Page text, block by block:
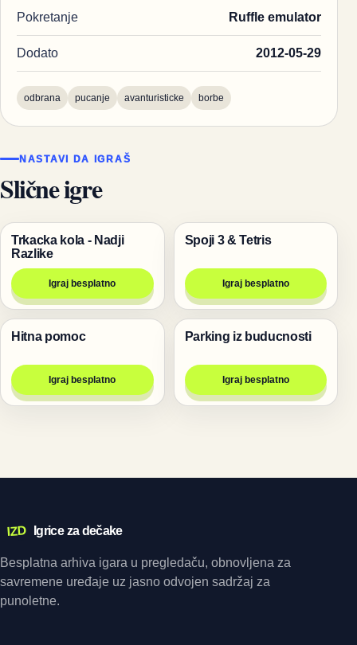
Pokretanje Ruffle emulator
Dodato 2012-05-29
odbrana pucanje avanturisticke borbe
NASTAVI DA IGRAŠ
Slične igre
Trke
Trkacka kola - Nadji
Razlike
Igraj besplatno
Igre
Spoji 3 & Tetris
Igraj besplatno
Trke
Hitna pomoc
Igraj besplatno
Trke
Parking iz buducnosti
Igraj besplatno
IZD Igrice za dečake
Besplatna arhiva igara u pregledaču, obnovljena za
savremene uređaje uz jasno odvojen sadržaj za
punoletne.